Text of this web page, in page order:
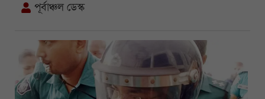
পূর্বাঞ্চল ডেস্ক